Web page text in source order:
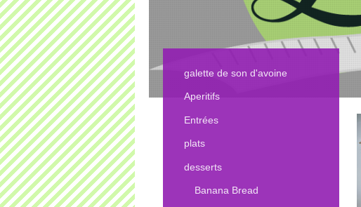
galette de son d'avoine
Aperitifs
Entrées
plats
desserts
Banana Bread